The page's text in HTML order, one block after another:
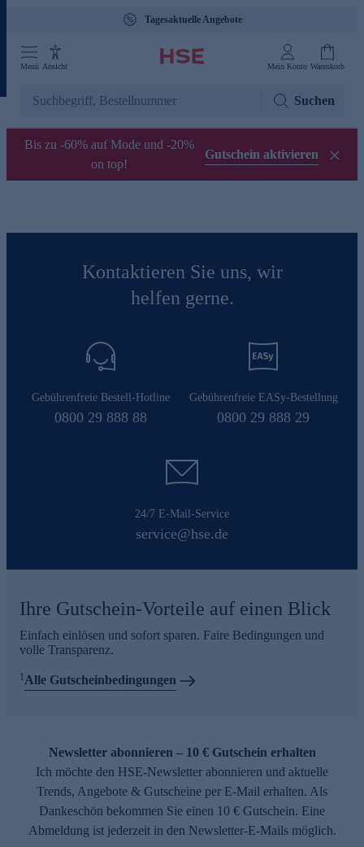
Tagesaktuelle Angebote
Menü Ansicht Mein Konto Warenkorb
Suchen
Bis zu -60% auf Mode und -20%
on top!
Gutschein aktivieren
Kontaktieren Sie uns, wir
helfen gerne.
Gebührenfreie Bestell-Hotline
0800 29 888 88
Gebührenfreie EASy-Bestellung
0800 29 888 29
24/7 E-Mail-Service
service@hse.de
Ihre Gutschein-Vorteile auf einen Blick
Einfach einlösen und sofort sparen. Faire Bedingungen und
volle Transparenz.
1Alle Gutscheinbedingungen
Newsletter abonnieren – 10 € Gutschein erhalten
Ich möchte den HSE-Newsletter abonnieren und aktuelle
Trends, Angebote & Gutscheine per E-Mail erhalten. Als
Dankeschön bekommen Sie einen 10 € Gutschein. Eine
Abmeldung ist jederzeit in den Newsletter-E-Mails möglich.